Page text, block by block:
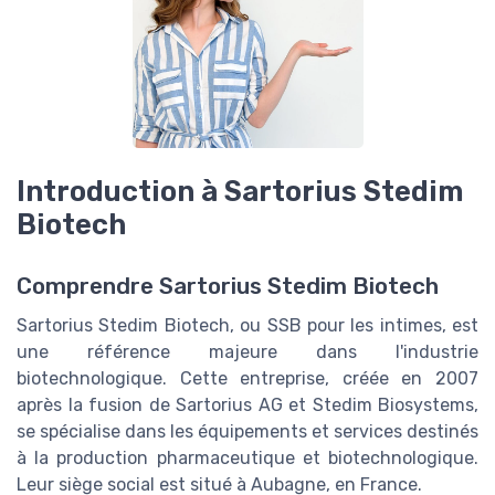
Introduction à Sartorius Stedim
Biotech
Comprendre Sartorius Stedim Biotech
Sartorius Stedim Biotech, ou SSB pour les intimes, est
une référence majeure dans l'industrie
biotechnologique. Cette entreprise, créée en 2007
après la fusion de Sartorius AG et Stedim Biosystems,
se spécialise dans les équipements et services destinés
à la production pharmaceutique et biotechnologique.
Leur siège social est situé à Aubagne, en France.